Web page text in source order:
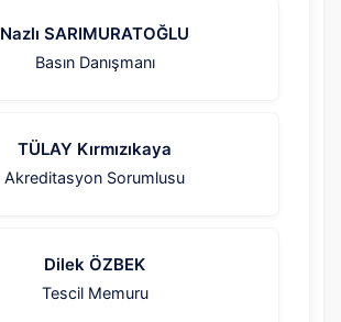
Nazlı SARIMURATOĞLU
Basın Danışmanı
TÜLAY Kırmızıkaya
Akreditasyon Sorumlusu
Dilek ÖZBEK
Tescil Memuru